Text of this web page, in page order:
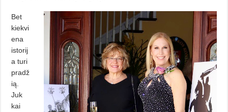
Bet
kiekvi
ena
istorij
a turi
pradž
ią.
Juk
kai